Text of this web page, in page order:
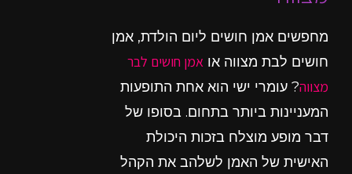
מחפשים אמן חושים ליום הולדת, אמן
חושים לבת מצווה או אמן חושים לבר
מצווה? עומרי ישי הוא אחת התופעות
המעניינות ביותר בתחום. בסופו של
דבר מופע מוצלח בזכות היכולת
האישית של האמן לשלהב את הקהל